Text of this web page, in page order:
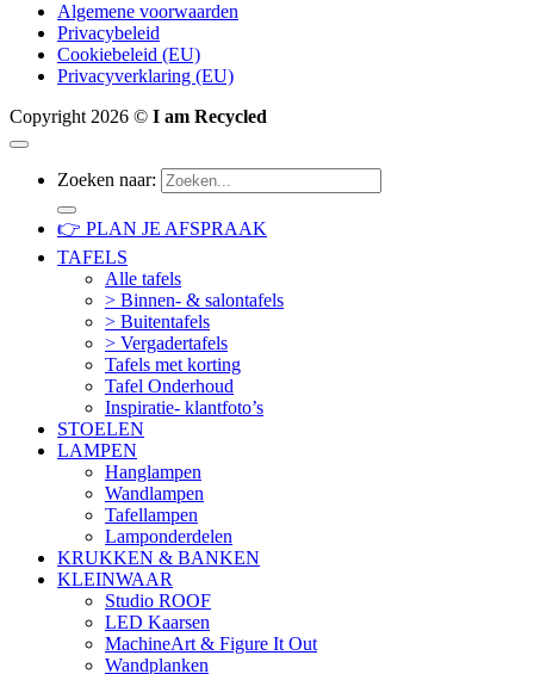
Algemene voorwaarden
Privacybeleid
Cookiebeleid (EU)
Privacyverklaring (EU)
Copyright 2026 © I am Recycled
Zoeken naar:
👉 PLAN JE AFSPRAAK
TAFELS
Alle tafels
> Binnen- & salontafels
> Buitentafels
> Vergadertafels
Tafels met korting
Tafel Onderhoud
Inspiratie- klantfoto’s
STOELEN
LAMPEN
Hanglampen
Wandlampen
Tafellampen
Lamponderdelen
KRUKKEN & BANKEN
KLEINWAAR
Studio ROOF
LED Kaarsen
MachineArt & Figure It Out
Wandplanken